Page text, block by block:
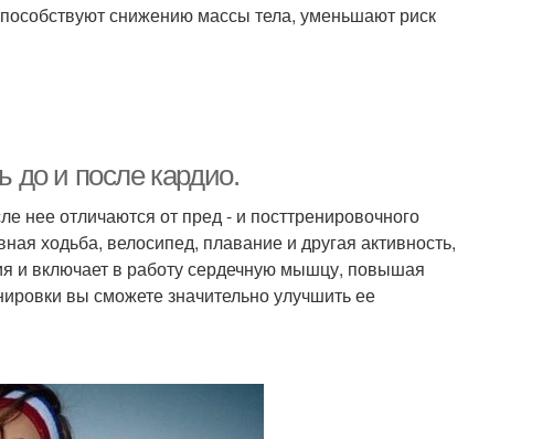
снижению массы тела, уменьшают риск
до и после кардио.
нее отличаются от пред - и посттренировочного
ходьба, велосипед, плавание и другая активность,
и включает в работу сердечную мышцу, повышая
вы сможете значительно улучшить ее